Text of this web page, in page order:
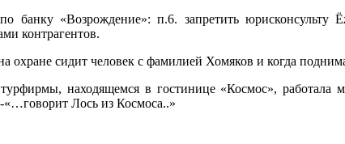
банку «Возрождение»: п.6. запретить
контрагентов.
охране сидит человек с фамилией Хомяков и когда
находящемся в гостинице «Космос»,
Лось из Космоса..»